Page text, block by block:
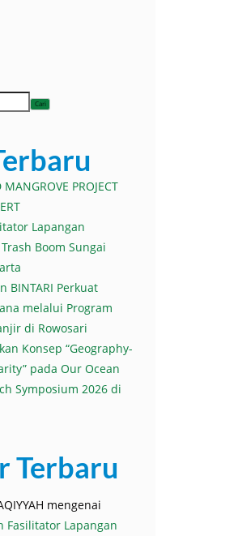
Cari
PROJECT
Lapangan
Boom Sungai
BINTARI Perkuat
melalui Program
di Rowosari
Konsep “Geography-
pada Our Ocean
Symposium 2026 di
Terbaru
mengenai
Fasilitator Lapangan